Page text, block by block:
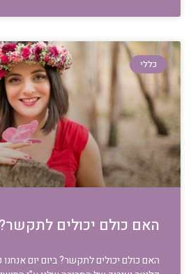
כללי
האם כולם יכולים לתקשר?
האם כולם יכולים לתקשר? ביום יום